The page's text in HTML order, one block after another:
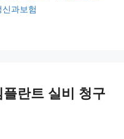
신과보험
란트 실비 청구